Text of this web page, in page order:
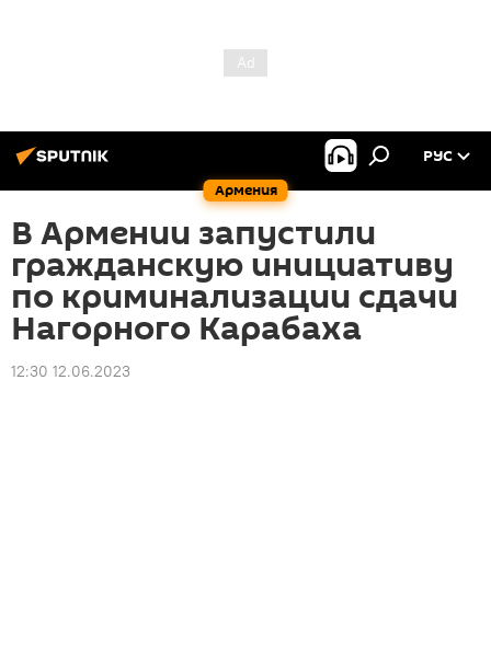
Армения
РУС
В Армении запустили
гражданскую инициативу
по криминализации сдачи
Нагорного Карабаха
12:30 12.06.2023